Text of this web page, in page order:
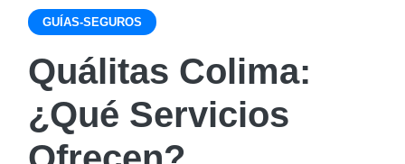
GUÍAS-SEGUROS
Quálitas Colima:
¿Qué Servicios